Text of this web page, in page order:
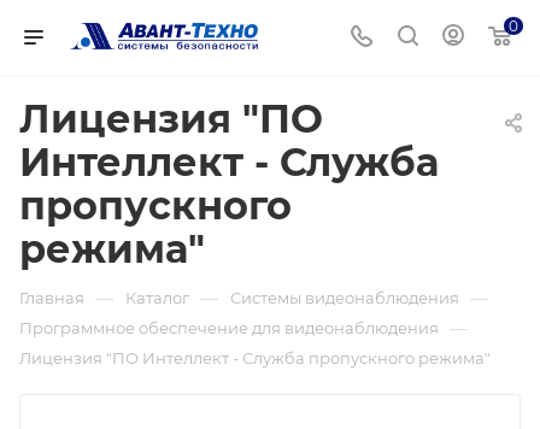
0
Лицензия "ПО
Интеллект - Служба
пропускного
режима"
Главная — Каталог — Системы видеонаблюдения —
Программное обеспечение для видеонаблюдения —
Лицензия "ПО Интеллект - Служба пропускного режима"